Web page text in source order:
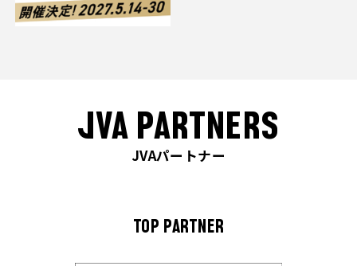
JVA PARTNERS
JVAパートナー
TOP PARTNER